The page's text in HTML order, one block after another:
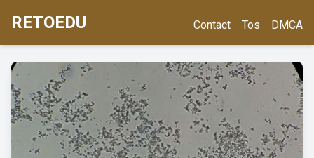
RETOEDU Contact Tos DMCA